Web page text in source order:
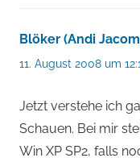
Blöker (Andi
11. August 2008 um
Jetzt verstehe ich
Schauen. Bei mir
Win XP SP2, falls